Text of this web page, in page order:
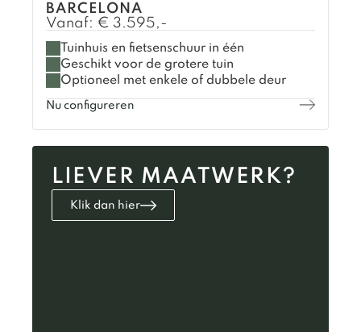
LIEVER MAATWERK?
Klik dan hier
BARCELONA
Vanaf: € 3.595,-
Tuinhuis en fietsenschuur in één
Geschikt voor de grotere tuin
Optioneel met enkele of dubbele deur
Nu configureren